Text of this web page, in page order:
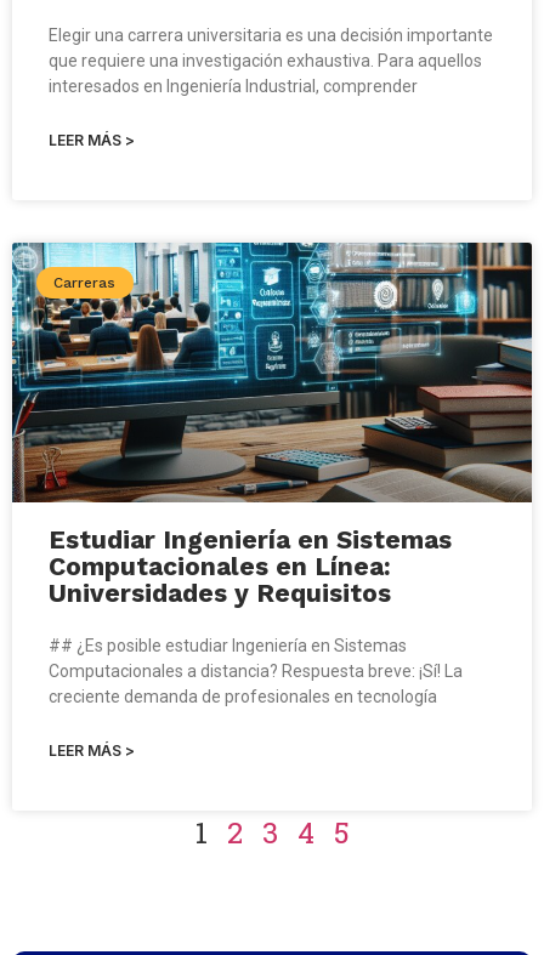
Elegir una carrera universitaria es una decisión importante
que requiere una investigación exhaustiva. Para aquellos
interesados en Ingeniería Industrial, comprender
LEER MÁS >
Carreras
Estudiar Ingeniería en Sistemas
Computacionales en Línea:
Universidades y Requisitos
## ¿Es posible estudiar Ingeniería en Sistemas
Computacionales a distancia? Respuesta breve: ¡Sí! La
creciente demanda de profesionales en tecnología
LEER MÁS >
1 2 3 4 5